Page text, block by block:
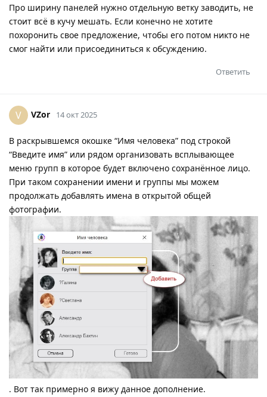
Про ширину панелей нужно отдельную ветку заводить, не
стоит всё в кучу мешать. Если конечно не хотите
похоронить свое предложение, чтобы его потом никто не
смог найти или присоединиться к обсуждению.
Ответить
V VZor 14 окт 2025
В раскрывшемся окошке “Имя человека” под строкой
“Введите имя” или рядом организовать всплывающее
меню групп в которое будет включено сохранённое лицо.
При таком сохранении имени и группы мы можем
продолжать добавлять имена в открытой общей
фотографии.
. Вот так примерно я вижу данное дополнение.